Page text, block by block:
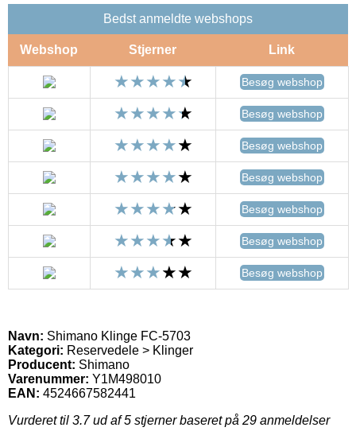
Bedst anmeldte webshops
Webshop Stjerner Link
Besøg webshop
Besøg webshop
Besøg webshop
Besøg webshop
Besøg webshop
Besøg webshop
Besøg webshop
Navn: Shimano Klinge FC-5703
Kategori: Reservedele > Klinger
Producent: Shimano
Varenummer: Y1M498010
EAN: 4524667582441
Vurderet til 3.7ud af 5 stjerner baseret på 29 anmeldelser